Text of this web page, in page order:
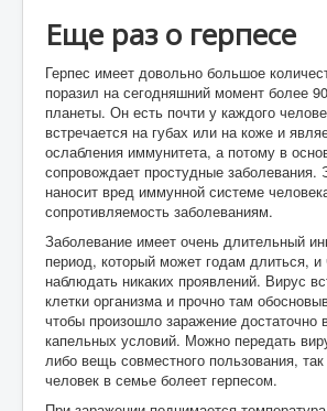
Еще раз о герпесе
Герпес имеет довольно большое
поразил на сегодняшний момент более
планеты. Он есть почти у каждого
встречается на губах или на коже и
ослабления иммунитета, а потому в
сопровождает простудные заболевания.
наносит вред иммунной системе
сопротивляемость заболеваниям.
Заболевание имеет очень длительный
период, который может годам длиться,
наблюдать никаких проявлений. Вирус
клетки организма и прочно там
чтобы произошло заражение достаточно
капельных условий. Можно передать
либо вещь совместного пользования,
человек в семье болеет герпесом.